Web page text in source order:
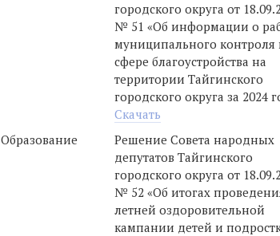
городского округа от
№ 51 «Об информации о
муниципального контроля
сфере благоустройства на
территории Тайгинского
городского округа за 2024
Скачать
Образование
Решение Совета народных
депутатов Тайгинского
городского округа от
№ 52 «Об итогах
летней оздоровительной
кампании детей и